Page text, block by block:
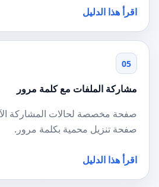
اقرأ هذا الدليل
05
مشاركة الملفات مع كلمة مرور
صفحة مخصصة لحالات المشاركة
صفحة تنزيل محمية بكلمة مرور.
اقرأ هذا الدليل